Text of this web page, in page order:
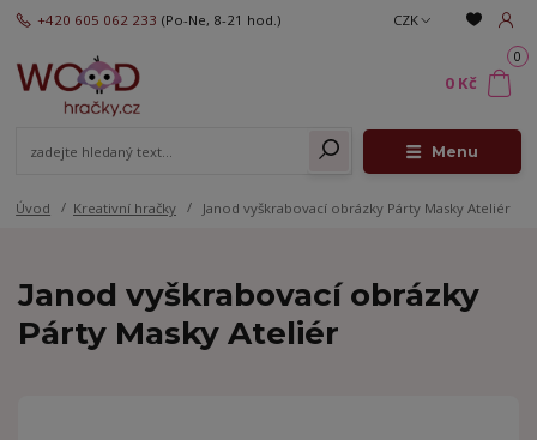
Menu
CZK
+420 605 062 233 (Po-Ne, 8-21 hod.)
0
0 Kč
Úvod Kreativní hračky Janod vyškrabovací obrázky Párty Masky Ateliér
Janod vyškrabovací obrázky
Párty Masky Ateliér